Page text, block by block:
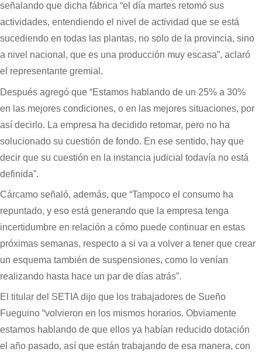
señalando que dicha fábrica “el día martes retomó sus
actividades, entendiendo el nivel de actividad que se está
sucediendo en todas las plantas, no solo de la provincia, sino
a nivel nacional, que es una producción muy escasa”, aclaró
el representante gremial.
Después agregó que “Estamos hablando de un 25% a 30%
en las mejores condiciones, o en las mejores situaciones, por
así decirlo. La empresa ha decidido retomar, pero no ha
solucionado su cuestión de fondo. En ese sentido, hay que
decir que su cuestión en la instancia judicial todavía no está
definida”.
Cárcamo señaló, además, que “Tampoco el consumo ha
repuntado, y eso está generando que la empresa tenga
incertidumbre en relación a cómo puede continuar en estas
próximas semanas, respecto a si va a volver a tener que crear
un esquema también de suspensiones, como lo venían
realizando hasta hace un par de días atrás”.
El titular del SETIA dijo que los trabajadores de Sueño
Fueguino “volvieron en los mismos horarios. Obviamente
estamos hablando de que ellos ya habían reducido dotación
el año pasado, así que están trabajando de esa manera, con